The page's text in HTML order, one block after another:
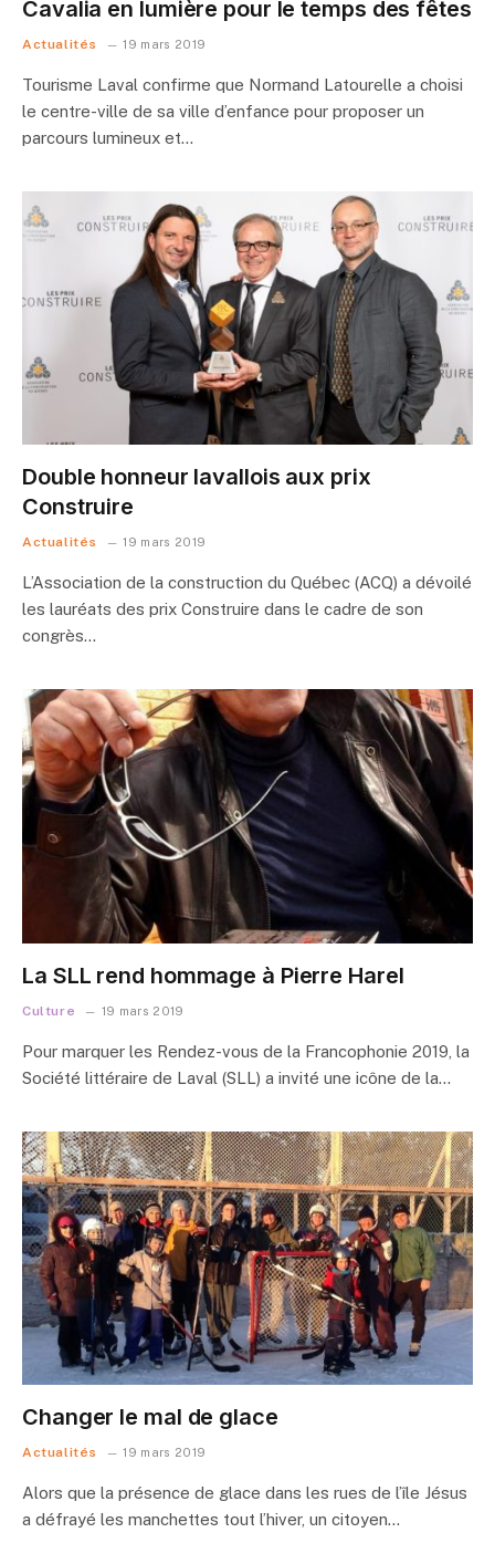
Cavalia en lumière pour le temps des fêtes
Actualités 19 mars 2019
Tourisme Laval confirme que Normand Latourelle a choisi
le centre-ville de sa ville d’enfance pour proposer un
parcours lumineux et…
Double honneur lavallois aux prix
Construire
Actualités 19 mars 2019
L’Association de la construction du Québec (ACQ) a dévoilé
les lauréats des prix Construire dans le cadre de son
congrès…
La SLL rend hommage à Pierre Harel
Culture 19 mars 2019
Pour marquer les Rendez-vous de la Francophonie 2019, la
Société littéraire de Laval (SLL) a invité une icône de la…
Changer le mal de glace
Actualités 19 mars 2019
Alors que la présence de glace dans les rues de l’île Jésus
a défrayé les manchettes tout l’hiver, un citoyen…